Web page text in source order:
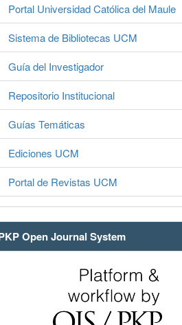
Portal Universidad Católica del Maule
Sistema de Bibliotecas UCM
Guía del Investigador
Repositorio Institucional
Guías Temáticas
Ediciones UCM
Portal de Revistas UCM
Open Journal System